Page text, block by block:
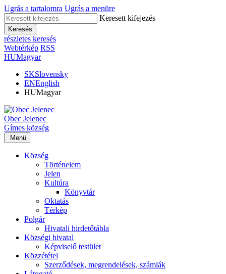
Ugrás a tartalomra Ugrás a menüre
Keresett kifejezés
Keresés
részletes keresés
Webtérkép RSS
HUMagyar
SKSlovensky
ENEnglish
HUMagyar
Obec Jelenec
Gímes község
Menü
Község
Történelem
Jelen
Kultúra
Könyvtár
Oktatás
Térkép
Polgár
Hivatali hirdetőtábla
Községi hivatal
Képviselő testület
Közzététel
Szerződések, megrendelések, számlák